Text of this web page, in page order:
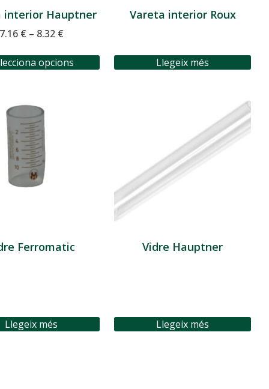
interior Hauptner
€ – 8.32 €
opcions
Vareta interior Roux
Llegeix més
Ferromatic
Llegeix més
Vidre Hauptner
Llegeix més